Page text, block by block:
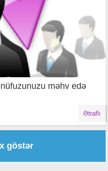
məhv edə
Ətraflı
göstər